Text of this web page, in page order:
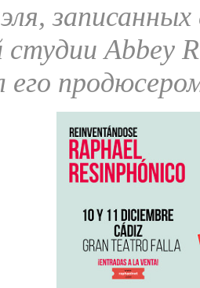
студии Abbey
его